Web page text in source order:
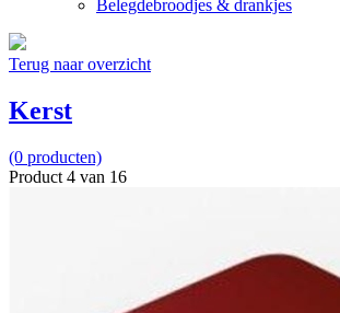
Belegdebroodjes & drankjes
Terug naar overzicht
Kerst
(0 producten)
Product 4 van 16